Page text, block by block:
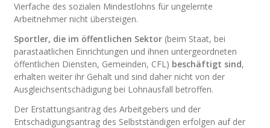
Vierfache des sozialen Mindestlohns für ungelernte
Arbeitnehmer nicht übersteigen.
Sportler, die im öffentlichen Sektor (beim Staat, bei
parastaatlichen Einrichtungen und ihnen untergeordneten
öffentlichen Diensten, Gemeinden, CFL) beschäftigt sind,
erhalten weiter ihr Gehalt und sind daher nicht von der
Ausgleichsentschädigung bei Lohnausfall betroffen.
Der Erstattungsantrag des Arbeitgebers und der
Entschädigungsantrag des Selbstständigen erfolgen auf der